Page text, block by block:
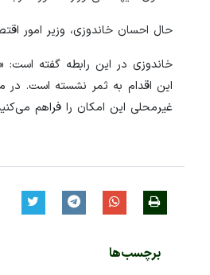
حال احسان خاندوزی، وزیر امور
خاندوزی در این رابطه گفته
این اقدام به ثمر نشسته است. در
غیرمحلی این امکان را فراهم
برچسب‌ها